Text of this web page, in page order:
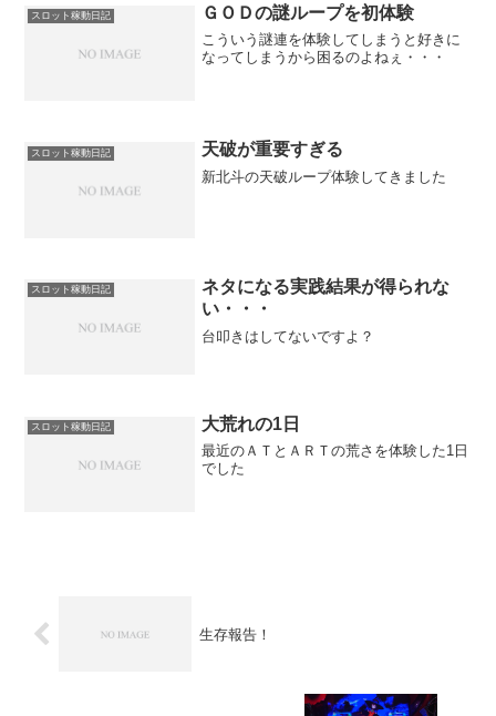
スロット稼動日記 ＧＯＤの謎ループを初体験
こういう謎連を体験してしまうと好きに
なってしまうから困るのよねぇ・・・
スロット稼動日記 天破が重要すぎる
新北斗の天破ループ体験してきました
スロット稼動日記
ネタになる実践結果が得られな
い・・・
台叩きはしてないですよ？
スロット稼動日記 大荒れの1日
最近のＡＴとＡＲＴの荒さを体験した1日
でした
生存報告！